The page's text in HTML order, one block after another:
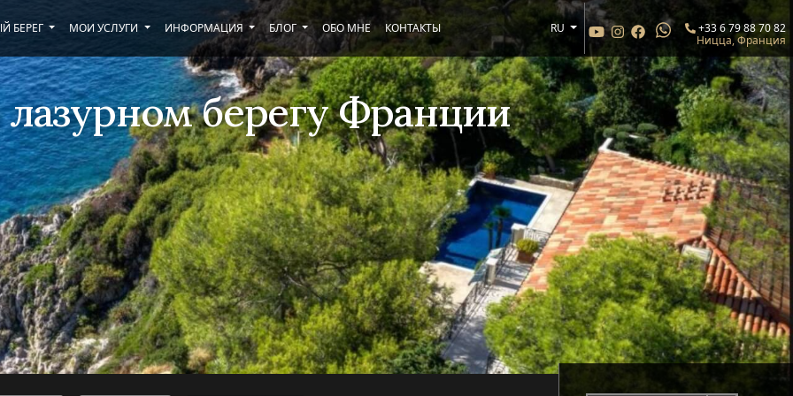
БЕРЕГ МОИ УСЛУГИ ИНФОРМАЦИЯ БЛОГ ОБО МНЕ КОНТАКТЫ RU
+33 6 79 88 70 82
Ницца, Франция
берегу Франции